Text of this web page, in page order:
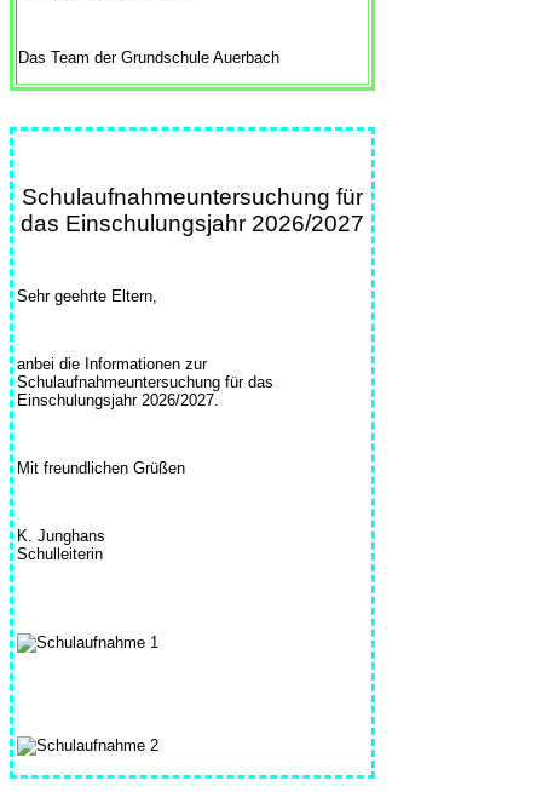
Das Team der Grundschule Auerbach
Schulaufnahmeuntersuchung für
das Einschulungsjahr 2026/2027
Sehr geehrte Eltern,
anbei die Informationen zur
Schulaufnahmeuntersuchung für das
Einschulungsjahr 2026/2027.
Mit freundlichen Grüßen
K. Junghans
Schulleiterin